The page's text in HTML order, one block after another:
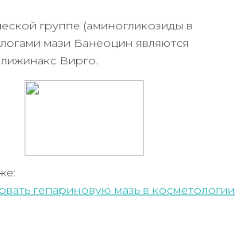
группе (аминогликозиды в
мази Банеоцин являются
Вирго.
гепариновую мазь в косметологии